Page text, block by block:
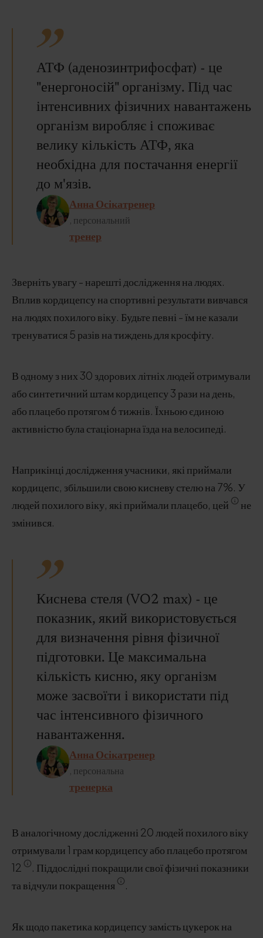
АТФ (аденозинтрифосфат) - це
"енергоносій" організму. Під час
інтенсивних фізичних навантажень
організм виробляє і споживає
велику кількість АТФ, яка
необхідна для постачання енергії
до м'язів.
Анна Осікатренер
, персональний
тренер
Зверніть увагу - нарешті дослідження на людях.
Вплив кордицепсу на спортивні результати вивчався
на людях похилого віку. Будьте певні - їм не казали
тренуватися 5 разів на тиждень для кросфіту.
В одному з них 30 здорових літніх людей отримували
або синтетичний штам кордицепсу 3 рази на день,
або плацебо протягом 6 тижнів. Їхньою єдиною
активністю була стаціонарна їзда на велосипеді.
Наприкінці дослідження учасники, які приймали
кордицепс, збільшили свою кисневу стелю на 7%. У
людей похилого віку, які приймали плацебо, цей
не
змінився.
Киснева стеля (VO2 max) - це
показник, який використовується
для визначення рівня фізичної
підготовки. Це максимальна
кількість кисню, яку організм
може засвоїти і використати під
час інтенсивного фізичного
навантаження.
Анна Осікатренер
, персональна
тренерка
В аналогічному дослідженні 20 людей похилого віку
отримували 1 грам кордицепсу або плацебо протягом
12
. Піддослідні покращили свої фізичні показники
та відчули покращення
.
Як щодо пакетика кордицепсу замість цукерок на